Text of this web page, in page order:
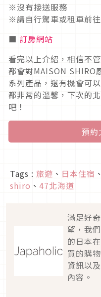
※沒有接送服務
※請自行駕車或租車前往
■ 訂房網站
看完以上介紹，相信不
都會對MAISON SHIRO
系列產品，還有機會可
都非常的溫馨，下次的
吧！
預約
Tags : 旅遊 、 日本住宿 、
shiro 、 47北海道
滿足好
望，我
的日本
買的購
資訊以
內容。